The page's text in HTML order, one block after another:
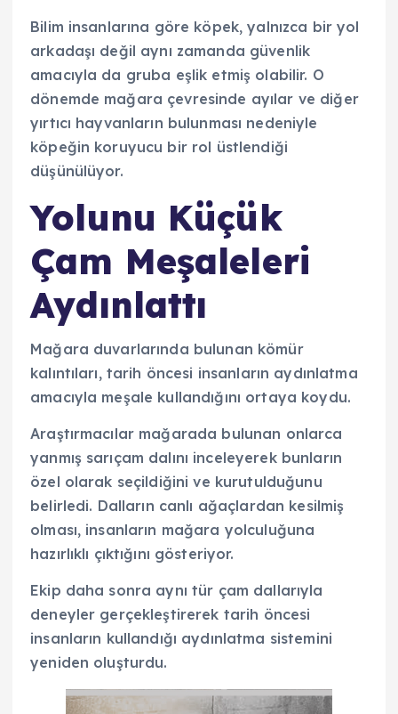
Bilim insanlarına göre köpek, yalnızca bir yol
arkadaşı değil aynı zamanda güvenlik
amacıyla da gruba eşlik etmiş olabilir. O
dönemde mağara çevresinde ayılar ve diğer
yırtıcı hayvanların bulunması nedeniyle
köpeğin koruyucu bir rol üstlendiği
düşünülüyor.
Yolunu Küçük
Çam Meşaleleri
Aydınlattı
Mağara duvarlarında bulunan kömür
kalıntıları, tarih öncesi insanların aydınlatma
amacıyla meşale kullandığını ortaya koydu.
Araştırmacılar mağarada bulunan onlarca
yanmış sarıçam dalını inceleyerek bunların
özel olarak seçildiğini ve kurutulduğunu
belirledi. Dalların canlı ağaçlardan kesilmiş
olması, insanların mağara yolculuğuna
hazırlıklı çıktığını gösteriyor.
Ekip daha sonra aynı tür çam dallarıyla
deneyler gerçekleştirerek tarih öncesi
insanların kullandığı aydınlatma sistemini
yeniden oluşturdu.